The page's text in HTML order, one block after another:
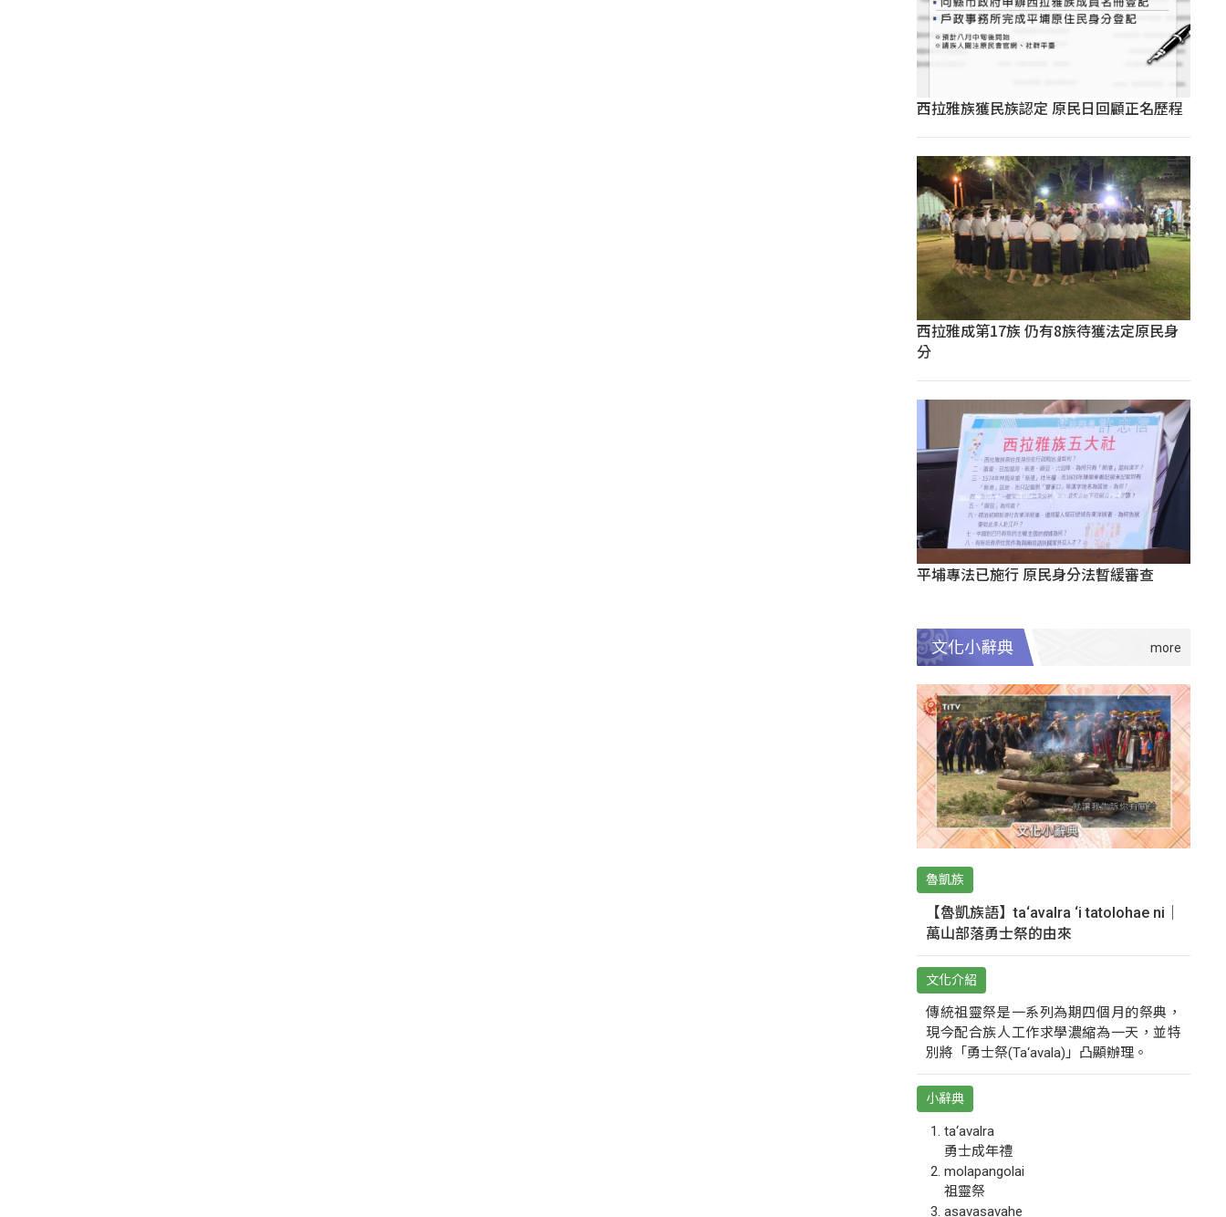
西拉雅族獲民族認定 原民日回顧正名歷程
西拉雅成第17族 仍有8族待獲法定原民身
分
平埔專法已施行 原民身分法暫緩審查
文化小辭典
魯凱族
【魯凱族語】ta‘avalra ‘i tatolohae ni｜
萬山部落勇士祭的由來
文化介紹
傳統祖靈祭是一系列為期四個月的祭典，
現今配合族人工作求學濃縮為一天，並特
別將「勇士祭(Ta‘avala)」凸顯辦理。
小辭典
ta‘avalra
勇士成年禮
molapangolai
祖靈祭
asavasavahe